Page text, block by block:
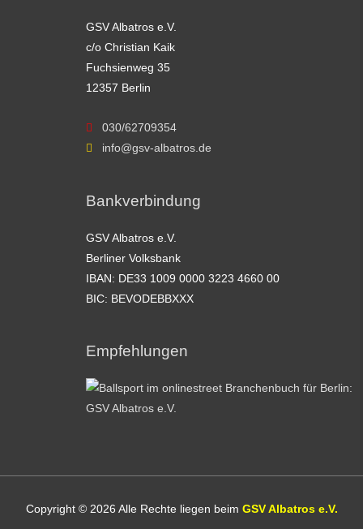
GSV Albatros e.V.
c/o Christian Kaik
Fuchsienweg 35
12357 Berlin
030/62709354
info@gsv-albatros.de
Bankverbindung
GSV Albatros e.V.
Berliner Volksbank
IBAN: DE33 1009 0000 3223 4660 00
BIC: BEVODEBBXXX
Empfehlungen
Copyright © 2026 Alle Rechte liegen beim GSV Albatros e.V.